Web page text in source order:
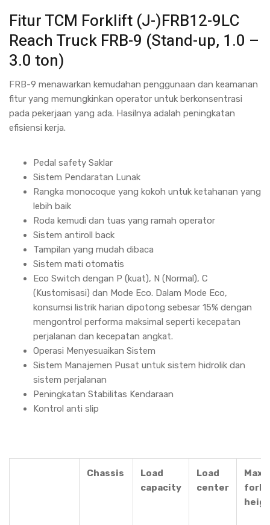
Fitur TCM Forklift (J-)FRB12-9LC
Reach Truck FRB-9 (Stand-up, 1.0 –
3.0 ton)
FRB-9 menawarkan kemudahan penggunaan dan keamanan
fitur yang memungkinkan operator untuk berkonsentrasi
pada pekerjaan yang ada. Hasilnya adalah peningkatan
efisiensi kerja.
Pedal safety Saklar
Sistem Pendaratan Lunak
Rangka monocoque yang kokoh untuk ketahanan yang
lebih baik
Roda kemudi dan tuas yang ramah operator
Sistem antiroll back
Tampilan yang mudah dibaca
Sistem mati otomatis
Eco Switch dengan P (kuat), N (Normal), C
(Kustomisasi) dan Mode Eco. Dalam Mode Eco,
konsumsi listrik harian dipotong sebesar 15% dengan
mengontrol performa maksimal seperti kecepatan
perjalanan dan kecepatan angkat.
Operasi Menyesuaikan Sistem
Sistem Manajemen Pusat untuk sistem hidrolik dan
sistem perjalanan
Peningkatan Stabilitas Kendaraan
Kontrol anti slip
Chassis
Load
capacity
Load
center
Max.
fork